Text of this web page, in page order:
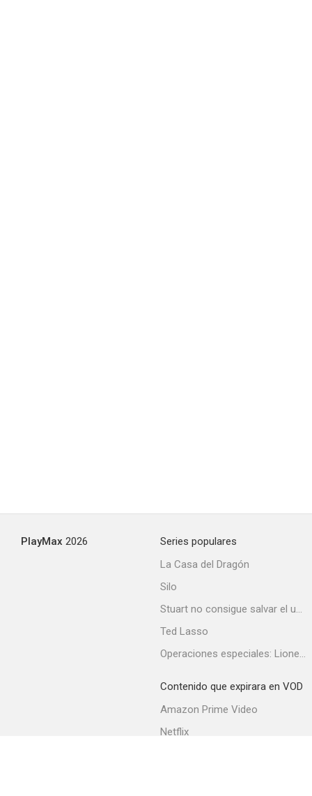
PlayMax 2026
Series populares
La Casa del Dragón
Silo
Stuart no consigue salvar el universo
Ted Lasso
Operaciones especiales: Lioness
Contenido que expirara en VOD
Amazon Prime Video
Netflix